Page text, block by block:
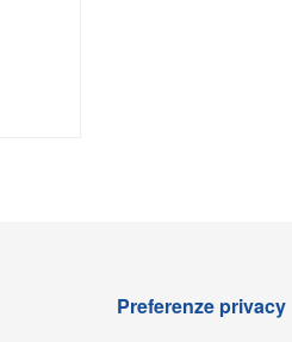
Preferenze privacy